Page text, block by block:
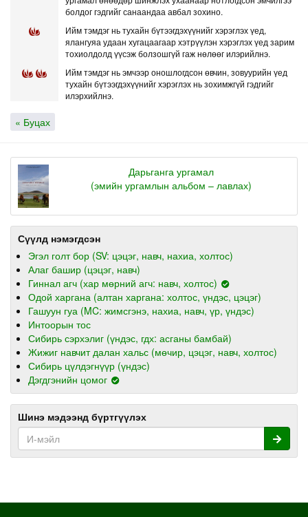
болдог гэдгийг санаандаа авбал зохино.
Ийм тэмдэг нь тухайн бүтээгдэхүүнийг хэрэглэх үед,
ялангуяа удаан хугацаагаар хэтрүүлэн хэрэглэх үед зарим
тохиолдолд үүсэж болзошгүй гаж нөлөөг илэрийлнэ.
Ийм тэмдэг нь эмчээр оношлогдсон өвчин, зовуурийн үед
тухайн бүтээгдэхүүнийг хэрэглэх нь зохимжгүй гэдгийг
илэрхийлнэ.
« Буцах
Дарьганга ургамал
(эмийн ургамлын альбом – лавлах)
Сүүлд нэмэгдсэн
Эгэл голт бор (SV: цэцэг, навч, нахиа, холтос)
Алаг башир (цэцэг, навч)
Гиннал агч (хар мөрний агч: навч, холтос)
Одой харгана (алтан харгана: холтос, үндэс, цэцэг)
Гашуун гуа (MC: жимсгэнэ, нахиа, навч, үр, үндэс)
Интоорын тос
Сибирь сэрхэлиг (үндэс, гдх: асганы бамбай)
Жижиг навчит далан хальс (мөчир, цэцэг, навч, холтос)
Сибирь цүлдэгнүүр (үндэс)
Дэгдгэнийн цомог
Шинэ мэдээнд бүртгүүлэх